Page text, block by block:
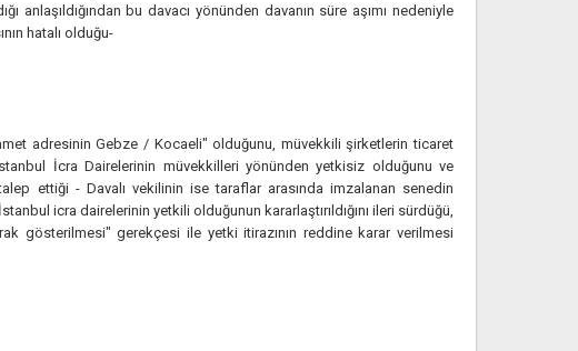
anlaşıldığından bu davacı yönünden davanın süre aşımı nedeniyle
hatalı olduğu-
adresinin Gebze / Kocaeli" olduğunu, müvekkili şirketlerin ticaret
İcra Dairelerinin müvekkilleri yönünden yetkisiz olduğunu ve
ettiği - Davalı vekilinin ise taraflar arasında imzalanan senedin
icra dairelerinin yetkili olduğunun kararlaştırıldığını ileri sürdüğü,
gösterilmesi" gerekçesi ile yetki itirazının reddine karar verilmesi